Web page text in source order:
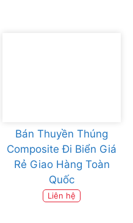
Bán Thuyền Thúng
Composite Đi Biển Giá
Rẻ Giao Hàng Toàn
Quốc
Liên hệ